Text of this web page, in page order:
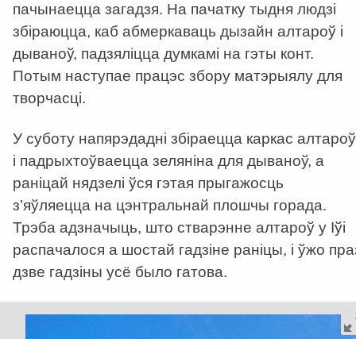
пачынаецца загадзя. На пачатку тыдня людзі
збіраюцца, каб абмеркаваць дызайн алтароў і
дываноў, падзяліцца думкамі на гэты конт.
Потым наступае працэс збору матэрыялу для
творчасці.
У суботу напярэдадні збіраецца каркас алтароў
і падрыхтоўваецца зеляніна для дываноў, а
раніцай нядзелі ўся гэтая прыгажосць
з’яўляецца на цэнтральнай плошчы горада.
Трэба адзначыць, што стварэнне алтароў у Іўі
распачалося а шостай гадзіне раніцы, і ўжо
дзве гадзіны усё было гатова.